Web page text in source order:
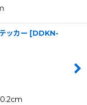
ッカー [DDKN-